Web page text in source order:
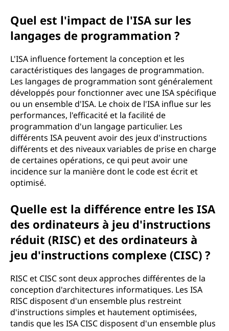
Quel est l'impact de l'ISA sur les
langages de programmation ?
L'ISA influence fortement la conception et les
caractéristiques des langages de programmation.
Les langages de programmation sont généralement
développés pour fonctionner avec une ISA spécifique
ou un ensemble d'ISA. Le choix de l'ISA influe sur les
performances, l'efficacité et la facilité de
programmation d'un langage particulier. Les
différents ISA peuvent avoir des jeux d'instructions
différents et des niveaux variables de prise en charge
de certaines opérations, ce qui peut avoir une
incidence sur la manière dont le code est écrit et
optimisé.
Quelle est la différence entre les ISA
des ordinateurs à jeu d'instructions
réduit (RISC) et des ordinateurs à
jeu d'instructions complexe (CISC) ?
RISC et CISC sont deux approches différentes de la
conception d'architectures informatiques. Les ISA
RISC disposent d'un ensemble plus restreint
d'instructions simples et hautement optimisées,
tandis que les ISA CISC disposent d'un ensemble plus